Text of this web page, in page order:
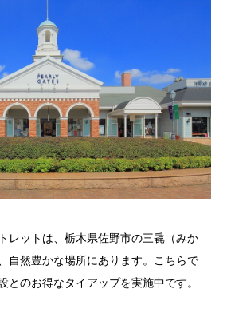
レットは、栃木県佐野市の三毳（みか
自然豊かな場所にあります。こちらで
とのお得なタイアップを実施中です。